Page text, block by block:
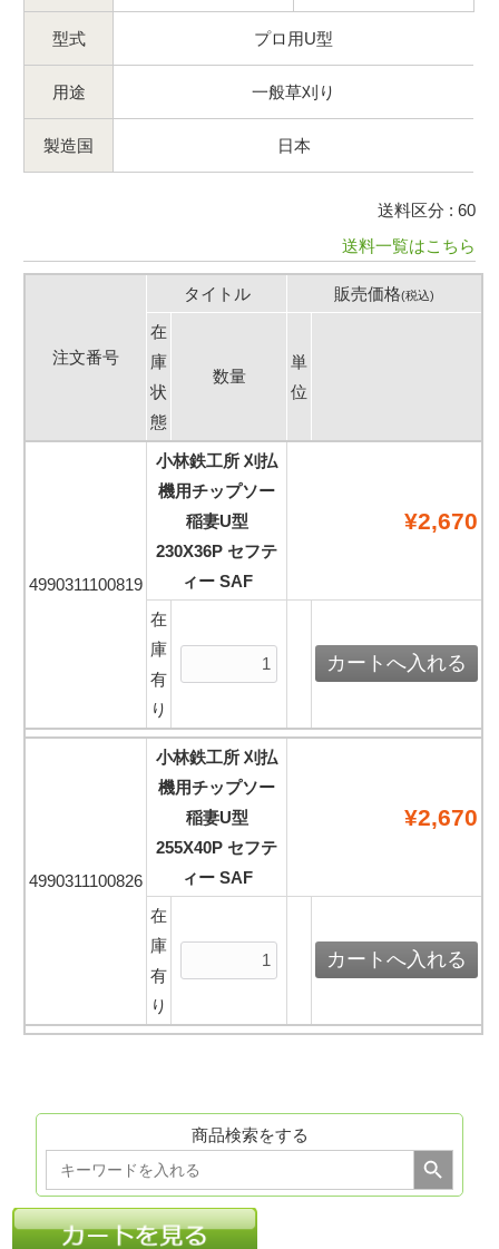
型式 プロ用U型
用途 一般草刈り
製造国 日本
送料区分 : 60
送料一覧はこちら
注文番号
タイトル 販売価格(税込)
在
庫
状
態
数量
単
位
4990311100819
小林鉄工所 刈払
機用チップソー
稲妻U型
230X36P セフテ
ィー SAF
¥2,670
在
庫
有
り
4990311100826
小林鉄工所 刈払
機用チップソー
稲妻U型
255X40P セフテ
ィー SAF
¥2,670
在
庫
有
り
商品検索をする
Search
for:
Search Button